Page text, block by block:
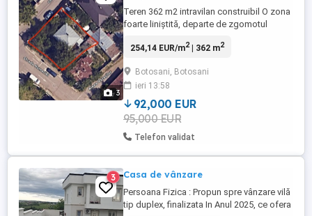
3
Teren 362 m2 intravilan construibil O zona
foarte liniștită, departe de zgomotul
utilitățile- gaz, apă, canalizare, curent,
Strada Humariei și are deschidere la 2
străzi - Strada Humariei și Strada Popa
Șapcă. S-a scos certificat ...
254,14 EUR/m2| 362 m2
Botosani, Botosani
ieri 13:58
92,000 EUR
95,000 EUR
Telefon validat
3 Casa de vânzare
Persoana Fizica : Propun spre vânzare vilă
tip duplex, finalizata In Anul 2025, ce ofera